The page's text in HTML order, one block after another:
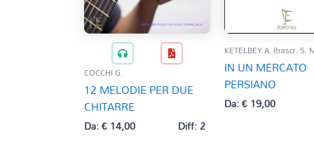
COCCHI G.
12 MELODIE PER DUE
CHITARRE
Da:€14,00 Diff: 2
KETELBEY A. (trascr. S.
IN UN MERCATO
PERSIANO
Da:€19,00